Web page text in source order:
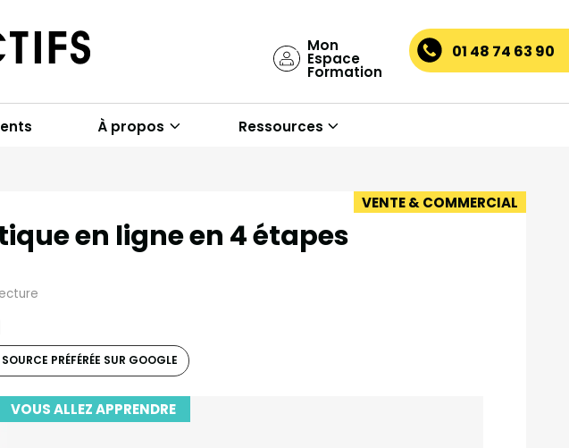
Mon
Espace
Formation
01 48 74 63 90
À propos Ressources
en ligne en 4 étapes
VENTE & COMMERCIAL
PRÉFÉRÉE SUR GOOGLE
VOUS ALLEZ APPRENDRE